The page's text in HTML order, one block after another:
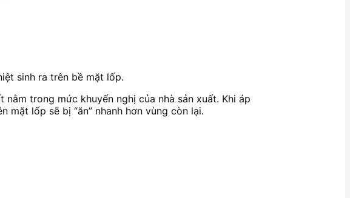
sinh ra trên bề mặt lốp.
trong mức khuyến nghị của nhà sản xuất. Khi áp
lốp sẽ bị “ăn” nhanh hơn vùng còn lại.